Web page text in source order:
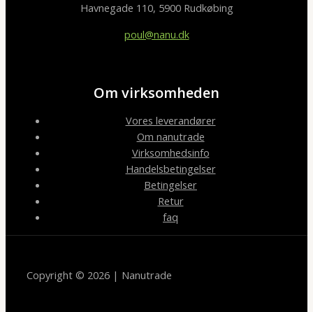
Havnegade 110, 5900 Rudkøbing
poul@nanu.dk
Om virksomheden
Vores leverandører
Om nanutrade
Virksomhedsinfo
Handelsbetingelser
Betingelser
Retur
faq
Copyright © 2026 | Nanutrade